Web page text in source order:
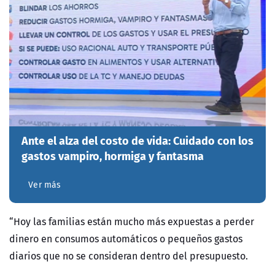
Ante el alza del costo de vida: Cuidado con los
gastos vampiro, hormiga y fantasma
Ver más
“Hoy las familias están mucho más expuestas a perder
dinero en consumos automáticos o pequeños gastos
diarios que no se consideran dentro del presupuesto.